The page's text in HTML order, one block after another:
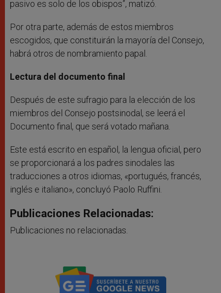
pasivo es solo de los obispos”, matizó.
Por otra parte, además de estos miembros
escogidos, que constituirán la mayoría del Consejo,
habrá otros de nombramiento papal.
Lectura del documento final
Después de este sufragio para la elección de los
miembros del Consejo postsinodal, se leerá el
Documento final, que será votado mañana.
Este está escrito en español, la lengua oficial, pero
se proporcionará a los padres sinodales las
traducciones a otros idiomas, «portugués, francés,
inglés e italiano», concluyó Paolo Ruffini.
Publicaciones Relacionadas:
Publicaciones no relacionadas.